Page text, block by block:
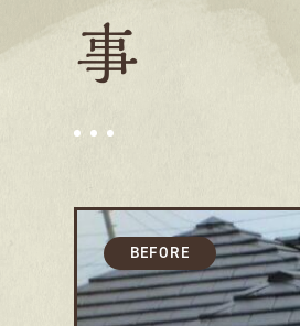
事